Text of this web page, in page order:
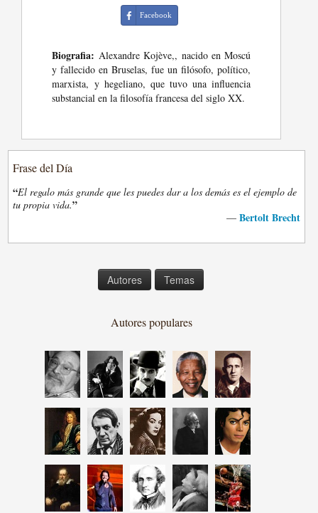
Facebook
Biografia: Alexandre Kojève,, nacido en Moscú
y fallecido en Bruselas, fue un filósofo, político,
marxista, y hegeliano, que tuvo una influencia
substancial en la filosofía francesa del siglo XX.
Frase del Día
“El regalo más grande que les puedes dar a los demás es el ejemplo de
tu propia vida.”
— Bertolt Brecht
Autores Temas
Autores populares